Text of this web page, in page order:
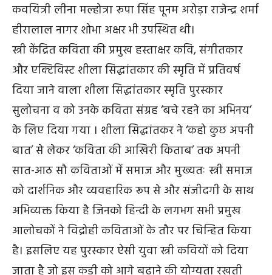
कवयित्री लीना मल्होत्रा रूपा सिंह पूनम अरोड़ा राजेन्द्र शर्मा
हीरालाल नागर शोभा अक्षर भी उपस्थित थी।
स्त्री केंद्रित कविता की प्रमुख हस्ताक्षर कवि, संगीतकार
और एक्टिविस्ट शीला सिद्धांतकार की स्मृति में प्रतिवर्ष
दिया जाने वाला शीला सिद्धांतकार स्मृति पुरस्कार
सुलोचना व को उनके कविता संग्रह ‘बचे रहने का अभिनय’
के लिए दिया गया । शीला सिद्धांतकर ने ‘कहो कुछ अपनी
बात’ से लेकर ‘कविता की आखिरी किताब’ तक अपनी
सात-आठ सौ कविताओं में समाज और मुख्यतः स्त्री समाज
को दार्शनिक और व्यवहारिक रूप से और संजीदगी के साथ
अभिव्यक्त किया है जिनको हिन्दी के लगभग सभी प्रमुख
आलोचकों ने विद्रोही कविताओं के तौर पर चिन्हित किया
है। इसलिए यह पुरस्कार ऐसी युवा स्त्री कवियों को दिया
जाता है जो इस कड़ी को आगे बढ़ाने की योग्यता रखती